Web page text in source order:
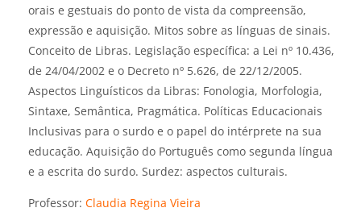
orais e gestuais do ponto de vista da compreensão,
expressão e aquisição. Mitos sobre as línguas de sinais.
Conceito de Libras. Legislação específica: a Lei nº 10.436,
de 24/04/2002 e o Decreto nº 5.626, de 22/12/2005.
Aspectos Linguísticos da Libras: Fonologia, Morfologia,
Sintaxe, Semântica, Pragmática. Políticas Educacionais
Inclusivas para o surdo e o papel do intérprete na sua
educação. Aquisição do Português como segunda língua
e a escrita do surdo. Surdez: aspectos culturais.
Professor: Claudia Regina Vieira